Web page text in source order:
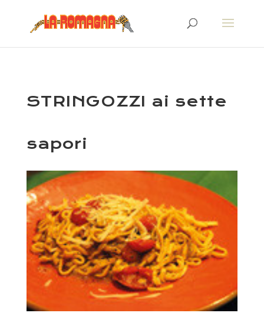
STRINGOZZI ai sette
sapori